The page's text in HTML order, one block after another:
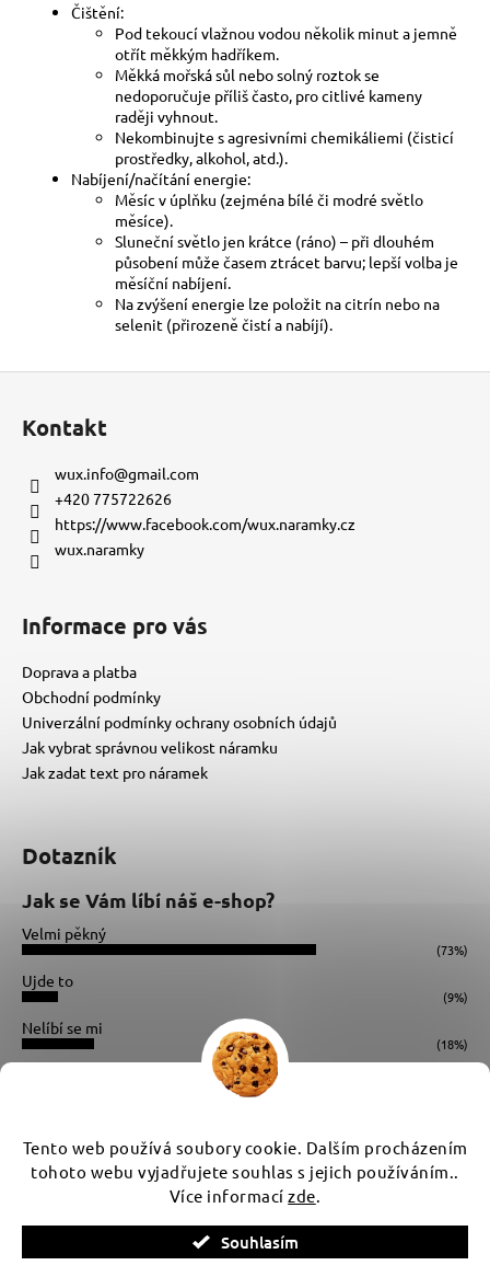
Tento web používá soubory cookie. Dalším procházením
tohoto webu vyjadřujete souhlas s jejich používáním..
Více informacízde.
Souhlasím
Čištění:
Pod tekoucí vlažnou vodou několik minut a jemně
otřít měkkým hadříkem.
Měkká mořská sůl nebo solný roztok se
nedoporučuje příliš často, pro citlivé kameny
raději vyhnout.
Nekombinujte s agresivními chemikáliemi (čisticí
prostředky, alkohol, atd.).
Nabíjení/načítání energie:
Měsíc v úplňku (zejména bílé či modré světlo
měsíce).
Sluneční světlo jen krátce (ráno) – při dlouhém
působení může časem ztrácet barvu; lepší volba je
měsíční nabíjení.
Na zvýšení energie lze položit na citrín nebo na
selenit (přirozeně čistí a nabíjí).
Kontakt
wux.info@gmail.com
+420 775722626
https://www.facebook.com/wux.naramky.cz
wux.naramky
Informace pro vás
Doprava a platba
Obchodní podmínky
Univerzální podmínky ochrany osobních údajů
Jak vybrat správnou velikost náramku
Jak zadat text pro náramek
Dotazník
Jak se Vám líbí náš e-shop?
Velmi pěkný
(73%)
Ujde to
(9%)
Nelíbí se mi
(18%)
Instagram
WUX. Všechna práva vyhrazena.